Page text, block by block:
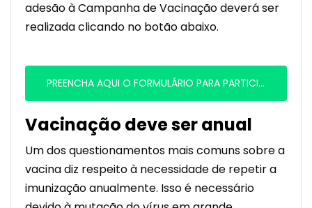
adesão à Campanha de Vacinação deverá ser
realizada clicando no botão abaixo.
PREENCHA AQUI O FORMULÁRIO PARA PARTICIPAR DA CAMPANHA DE VACINAÇÃO
Vacinação deve ser anual
Um dos questionamentos mais comuns sobre a
vacina diz respeito à necessidade de repetir a
imunização anualmente. Isso é necessário